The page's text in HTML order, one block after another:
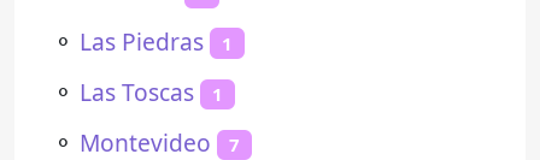
⚬ Las Piedras 1
⚬ Las Toscas 1
⚬ Montevideo 7